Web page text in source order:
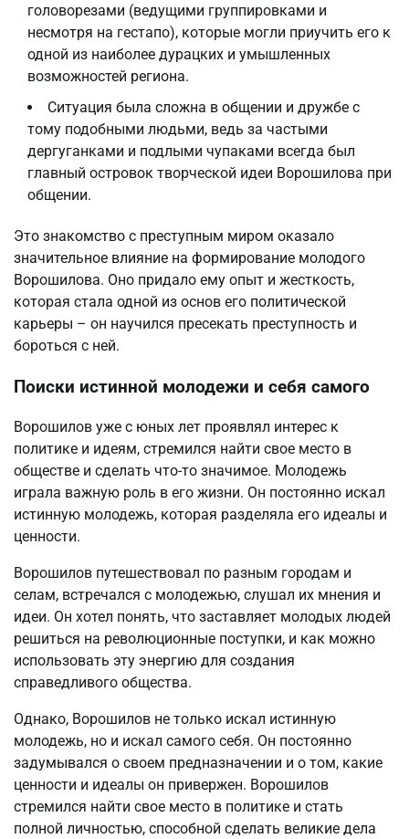
головорезами (ведущими группировками и
несмотря на гестапо), которые могли приучить его к
одной из наиболее дурацких и умышленных
возможностей региона.
Ситуация была сложна в общении и дружбе с
тому подобными людьми, ведь за частыми
дергуганками и подлыми чупаками всегда был
главный островок творческой идеи Ворошилова при
общении.
Это знакомство с преступным миром оказало
значительное влияние на формирование молодого
Ворошилова. Оно придало ему опыт и жесткость,
которая стала одной из основ его политической
карьеры – он научился пресекать преступность и
бороться с ней.
Поиски истинной молодежи и себя самого
Ворошилов уже с юных лет проявлял интерес к
политике и идеям, стремился найти свое место в
обществе и сделать что-то значимое. Молодежь
играла важную роль в его жизни. Он постоянно искал
истинную молодежь, которая разделяла его идеалы и
ценности.
Ворошилов путешествовал по разным городам и
селам, встречался с молодежью, слушал их мнения и
идеи. Он хотел понять, что заставляет молодых людей
решиться на революционные поступки, и как можно
использовать эту энергию для создания
справедливого общества.
Однако, Ворошилов не только искал истинную
молодежь, но и искал самого себя. Он постоянно
задумывался о своем предназначении и о том, какие
ценности и идеалы он привержен. Ворошилов
стремился найти свое место в политике и стать
полной личностью, способной сделать великие дела